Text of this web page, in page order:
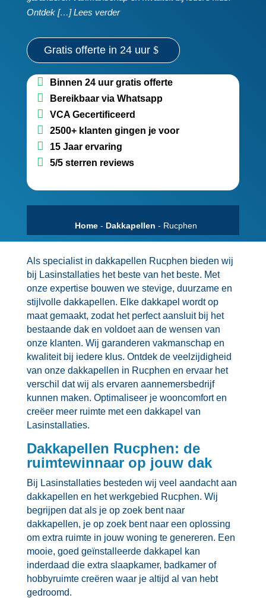
Ontdek […] Lees verder
Gratis offerte in 24 uur
Binnen 24 uur gratis offerte
Bereikbaar via Whatsapp
VCA Gecertificeerd
2500+ klanten gingen je voor
15 Jaar ervaring
5/5 sterren reviews
Home- Dakkapellen - Rucphen
Als specialist in dakkapellen Rucphen bieden wij
bij Lasinstallaties het beste van het beste.​ Met
onze expertise bouwen we stevige, duurzame en
stijlvolle dakkapellen.​ Elke dakkapel wordt op
maat gemaakt, zodat het perfect aansluit bij het
bestaande dak en voldoet aan de wensen van
onze klanten.​ Wij garanderen vakmanschap en
kwaliteit bij iedere klus.​ Ontdek de veelzijdigheid
van onze dakkapellen in Rucphen en ervaar het
verschil dat wij als ervaren aannemersbedrijf
kunnen maken.​ Optimaliseer je wooncomfort en
creëer meer ruimte met een dakkapel van
Lasinstallaties.​
Dakkapellen Rucphen: de
ruimtewinnaar op jouw dak
Bij Lasinstallaties besteden wij veel aandacht aan
dakkapellen en het werkgebied Rucphen.​ Wij
begrijpen dat als je op zoek bent naar
dakkapellen, je op zoek bent naar een oplossing
om extra ruimte in jouw woning te genereren.​ Een
mooie, goed geïnstalleerde dakkapel kan
inderdaad die extra slaapkamer, badkamer of
hobbyruimte creëren waar je altijd al van hebt
gedroomd.​